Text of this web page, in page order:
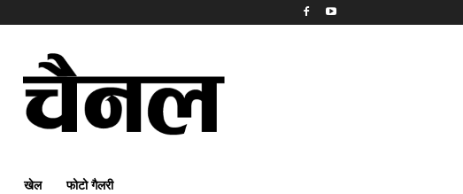
खेल फोटो गैलरी